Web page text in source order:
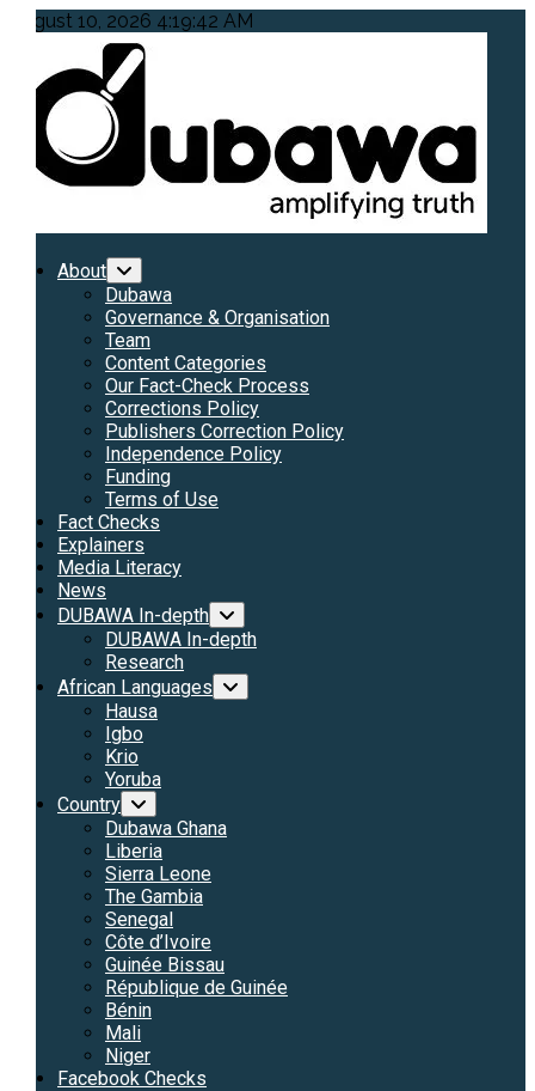
Skip
content
August 10, 2026 4:19:44 AM
PrimaryAbout
Dubawa
Governance & Organisation
Team
Content Categories
Our Fact-Check Process
Corrections Policy
Publishers Correction Policy
Independence Policy
Funding
Terms of Use
Fact Checks
Explainers
Media Literacy
News
DUBAWA In-depth
DUBAWA In-depth
Research
African Languages
Hausa
Igbo
Krio
Yoruba
Country
Dubawa Ghana
Liberia
Sierra Leone
The Gambia
Senegal
Côte d’Ivoire
Guinée Bissau
République de Guinée
Bénin
Mali
Niger
Facebook Checks